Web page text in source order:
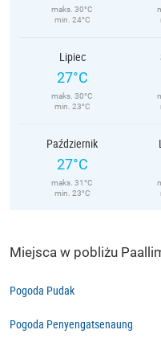
maks. 30°C
min. 24°C
Lipiec
27°C
maks. 30°C
min. 23°C
Październik
27°C
maks. 31°C
min. 23°C
Miejsca w pobliżu
Pogoda Pudak
Pogoda Penyengatsenaung